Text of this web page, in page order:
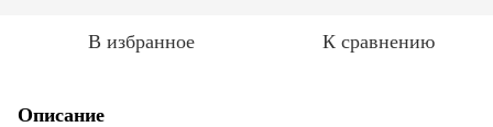
В избранное К сравнению
Описание